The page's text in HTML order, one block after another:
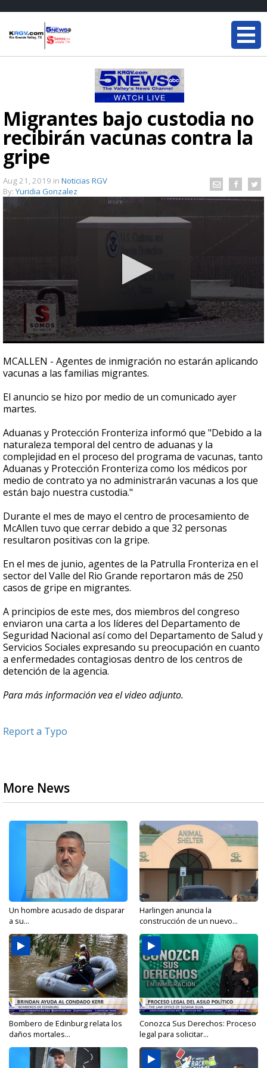
Migrantes bajo custodia no
recibirán vacunas contra la
gripe
Aug 21, 2019 in Noticias RGV
By: Yuridia Gonzalez
seconds
of
1
56
seconds
MCALLEN - Agentes de inmigración no estarán aplicando
vacunas a las familias migrantes.
El anuncio se hizo por medio de un comunicado ayer
martes.
Aduanas y Protección Fronteriza informó que "Debido a la
naturaleza temporal del centro de aduanas y la
complejidad en el proceso del programa de vacunas, tanto
Aduanas y Protección Fronteriza como los médicos por
medio de contrato ya no administrarán vacunas a los que
están bajo nuestra custodia."
Durante el mes de mayo el centro de procesamiento de
McAllen tuvo que cerrar debido a que 32 personas
resultaron positivas con la gripe.
En el mes de junio, agentes de la Patrulla Fronteriza en el
sector del Valle del Rio Grande reportaron más de 250
casos de gripe en migrantes.
A principios de este mes, dos miembros del congreso
enviaron una carta a los líderes del Departamento de
Seguridad Nacional así como del Departamento de Salud y
Servicios Sociales expresando su preocupación en cuanto
a enfermedades contagiosas dentro de los centros de
detención de la agencia.
Para más información vea el video adjunto.
Report a Typo
More News
Un hombre acusado de disparar
a su...
Harlingen anuncia la
construcción de un nuevo...
Bombero de Edinburg relata los
daños mortales...
Conozca Sus Derechos: Proceso
legal para solicitar...